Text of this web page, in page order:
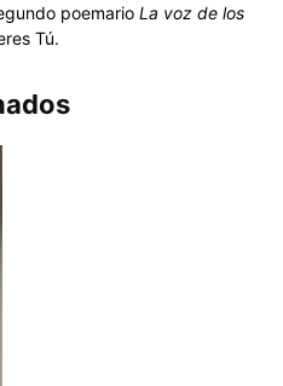
poemario La voz de los
Tú.